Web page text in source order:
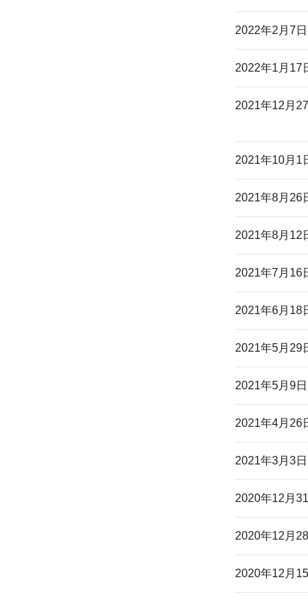
2022年2月7
2022年1月17
2021年12月
2021年10月1
2021年8月26
2021年8月12
2021年7月16
2021年6月18
2021年5月29
2021年5月9
2021年4月26
2021年3月3
2020年12月
2020年12月
2020年12月